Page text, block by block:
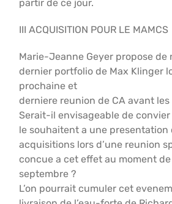
partir de ce jour.
III ACQUISITION POUR LE MAMCS
Marie-Jeanne Geyer propose de
dernier portfolio de Max Klinger
prochaine et
derniere reunion de CA avant les
Serait-il envisageable de
le souhaitent a une presentation
acquisitions lors d’une reunion
concue a cet effet au moment
septembre ?
L’on pourrait cumuler cet